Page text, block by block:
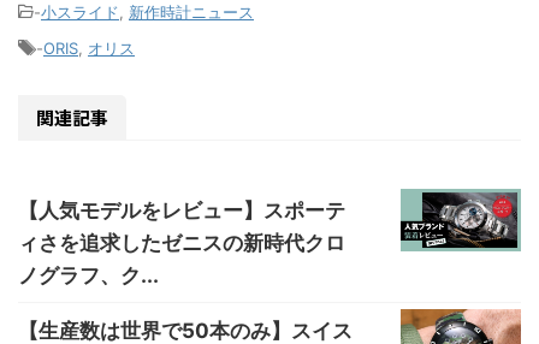
-小スライド
新作時計ニュース
-ORIS オリス
関連記事
【人気モデルをレビュー】スポーテ
ィさを追求したゼニスの新時代クロ
ノグラフ、ク...
【生産数は世界で50本のみ】スイス